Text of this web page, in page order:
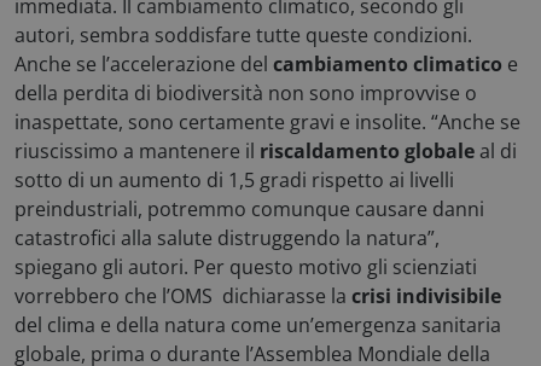
immediata. Il cambiamento climatico, secondo gli
autori, sembra soddisfare tutte queste condizioni.
Anche se l’accelerazione del cambiamento climatico e
della perdita di biodiversità non sono improvvise o
inaspettate, sono certamente gravi e insolite. “Anche se
riuscissimo a mantenere il riscaldamento globaleal di
sotto di un aumento di 1,5 gradi rispetto ai livelli
preindustriali, potremmo comunque causare danni
catastrofici alla salute distruggendo la natura”,
spiegano gli autori. Per questo motivo gli scienziati
vorrebbero che l’OMS dichiarasse la crisi indivisibile
del clima e della natura come un’emergenza sanitaria
globale, prima o durante l’Assemblea Mondiale della
.hs-analytics.net
_ga
Google LLC
.consulcesi.it
Google Privacy Policy